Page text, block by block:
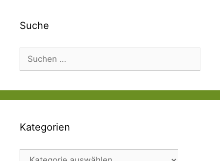
Suche
Suchen
nach:
Kategorien
Kategorien